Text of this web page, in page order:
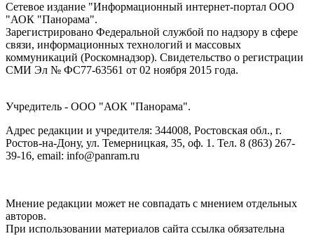
Сетевое издание "Информационный интернет-портал ООО
"АОК "Панорама".
Зарегистрировано Федеральной службой по надзору в сфере
связи, информационных технологий и массовых
коммуникаций (Роскомнадзор). Cвидетельство о регистрации
СМИ Эл № ФС77-63561 от 02 ноября 2015 года.
Учредитель - ООО "АОК "Панорама".
Адрес редакции и учредителя: 344008, Ростовская обл., г.
Ростов-на-Дону, ул. Темерницкая, 35, оф. 1. Тел. 8 (863) 267-
39-16, email: info@panram.ru
Мнение редакции может не совпадать с мнением отдельных
авторов.
При использовании материалов сайта ссылка обязательна